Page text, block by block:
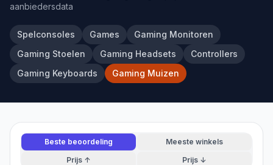
aanbiedersdata
Spelconsoles Games
Gaming Monitoren
Gaming Stoelen
Gaming Headsets
Controllers
Gaming Keyboards
Gaming Muizen
Beste beoordeling
Meeste winkels
Prijs ↑
Prijs ↓